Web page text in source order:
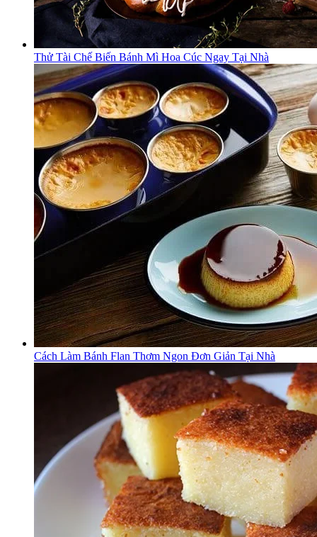
Thử Tài Chế Biến Bánh Mì Hoa Cúc Ngay Tại Nhà
Cách Làm Bánh Flan Thơm Ngon Đơn Giản Tại Nhà